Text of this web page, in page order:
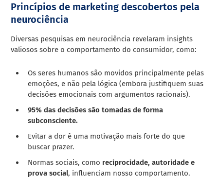
Princípios de marketing descobertos pela
neurociência
Diversas pesquisas em neurociência revelaram insights
valiosos sobre o comportamento do consumidor, como:
Os seres humanos são movidos principalmente pelas
emoções, e não pela lógica (embora justifiquem suas
decisões emocionais com argumentos racionais).
95% das decisões são tomadas de forma
subconsciente.
Evitar a dor é uma motivação mais forte do que
buscar prazer.
Normas sociais, como reciprocidade, autoridade e
prova social, influenciam nosso comportamento.